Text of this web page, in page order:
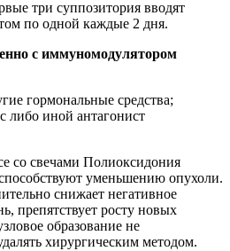
три суппозитория вводят
по одной каждые 2 дня.
с иммуномодулятором
гормональные средства;
либо иной антагонист
со свечами Полиоксидония
уменьшению опухоли.
снижает негативное
препятствует росту новых
образование не
хирургическим методом.